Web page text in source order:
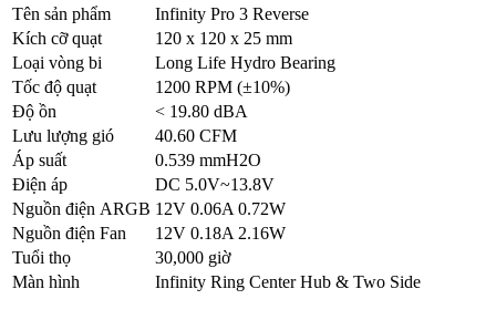
Tên sản phẩm
Infinity Pro 3 Reverse
Kích cỡ quạt
120 x 120 x 25 mm
Loại vòng bi
Long Life Hydro Bearing
Tốc độ quạt
1200 RPM (±10%)
Độ ồn
< 19.80 dBA
Lưu lượng gió
40.60 CFM
Áp suất
0.539 mmH2O
Điện áp
DC 5.0V~13.8V
Nguồn điện ARGB 12V 0.06A 0.72W
Nguồn điện Fan
12V 0.18A 2.16W
Tuổi thọ
30,000 giờ
Màn hình
Infinity Ring Center Hub & Two Side